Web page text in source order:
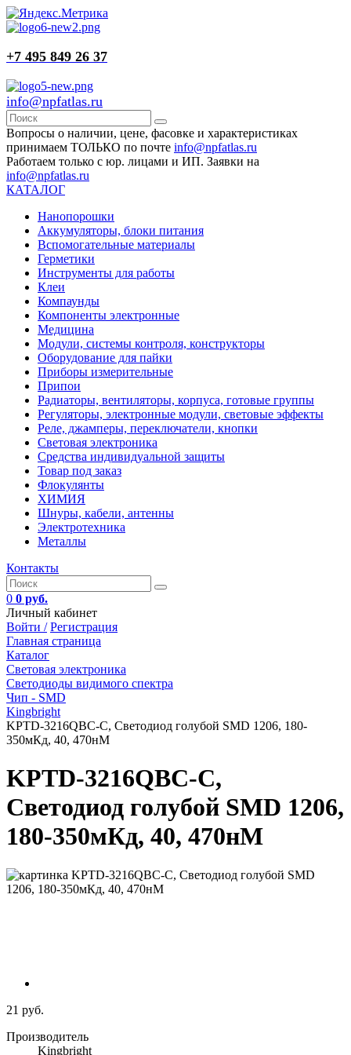
+7 495 849 26 37
info@npfatlas.ru
Вопросы о наличии, цене, фасовке и характеристиках
принимаем ТОЛЬКО по почте info@npfatlas.ru
Работаем только с юр. лицами и ИП. Заявки на
info@npfatlas.ru
КАТАЛОГ
Нанопорошки
Аккумуляторы, блоки питания
Вспомогательные материалы
Герметики
Инструменты для работы
Клеи
Компаунды
Компоненты электронные
Медицина
Модули, системы контроля, конструкторы
Оборудование для пайки
Приборы измерительные
Припои
Радиаторы, вентиляторы, корпуса, готовые группы
Регуляторы, электронные модули, световые эффекты
Реле, джамперы, переключатели, кнопки
Световая электроника
Средства индивидуальной защиты
Товар под заказ
Флокулянты
ХИМИЯ
Шнуры, кабели, антенны
Электротехника
Металлы
Контакты
0 0 руб.
Личный кабинет
Войти / Регистрация
Главная страница
Каталог
Световая электроника
Светодиоды видимого спектра
Чип - SMD
Kingbright
KPTD-3216QBC-C, Светодиод голубой SMD 1206, 180-
350мКд, 40, 470нМ
KPTD-3216QBC-C,
Светодиод голубой SMD 1206,
180-350мКд, 40, 470нМ
21 руб.
Производитель
Kingbright